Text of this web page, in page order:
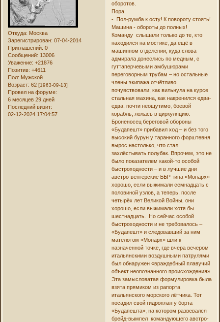
Откуда: Москва
Зарегистрирован: 07-04-2014
Приглашений: 0
Сообщений: 13006
Уважение: +21876
Позитив: +4611
Пол: Мужской
Возраст: 62[1963-09-13]
Провел на форуме:
6 месяцев 29 дней
Последний визит:
02-12-2024 17:04:57
оборотов.
Пора.
- Пол-румба к осту! К повороту стоять!
Машина - обороты до полных!
Команду слышали только до те, кто
находился на мостике, да ещё в
машинном отделении, куда слова
адмирала донеслись по медным, с
гуттаперчевыми амбушюрами
переговорным трубам – но остальные
члены экипажа отчётливо
почувствовали, как вильнула на курсе
стальная махина, как накренился едва-
едва, почти неощутимо, боевой
корабль, ложась в циркуляцию.
Броненосец береговой обороны
«Будапешт» прибавил ход – и без того
высокий бурун у таранного форштевня
вырос настолько, что стал
захлёстывать полубак. Впрочем, это не
было показателем какой-то особой
быстроходности – и в лучшие дни
австро-венгерские ББР типа «Монарх»
хорошо, если выжимали семнадцать с
половиной узлов, а теперь, после
четырёх лет Великой Войны, они
хорошо, если выжимали хотя бы
шестнадцать. Но сейчас особой
быстроходности и не требовалось –
«Будапешт» и следовавший за ним
мателотом «Монарх» шли к
назначенной точке, где вчера вечером
итальянскими воздушными патрулями
был обнаружен «враждебный плавучий
объект неопознанного происхождения».
Эта замысловатая формулировка была
взята прямиком из рапорта
итальянского морского лётчика. Тот
посадил свой гидроплан у борта
«Будапешта», на котором развевался
брейд-вымпел командующего австро-